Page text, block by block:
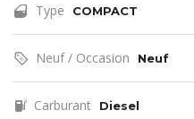
Type COMPACT
Neuf / Occasion Neuf
Carburant Diesel